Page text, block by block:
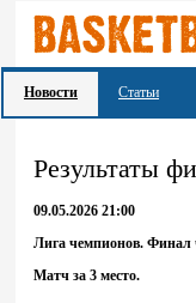
Новости Статьи
Результаты
09.05.2026 21:00
Лига чемпионов. Финал
Матч за 3 место.